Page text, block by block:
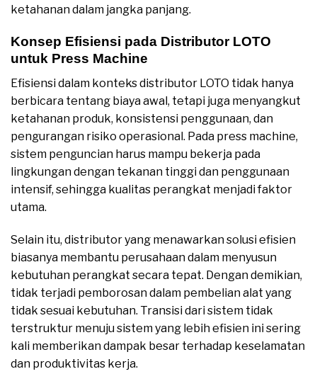
ketahanan dalam jangka panjang.
Konsep Efisiensi pada Distributor LOTO
untuk Press Machine
Efisiensi dalam konteks distributor LOTO tidak hanya
berbicara tentang biaya awal, tetapi juga menyangkut
ketahanan produk, konsistensi penggunaan, dan
pengurangan risiko operasional. Pada press machine,
sistem penguncian harus mampu bekerja pada
lingkungan dengan tekanan tinggi dan penggunaan
intensif, sehingga kualitas perangkat menjadi faktor
utama.
Selain itu, distributor yang menawarkan solusi efisien
biasanya membantu perusahaan dalam menyusun
kebutuhan perangkat secara tepat. Dengan demikian,
tidak terjadi pemborosan dalam pembelian alat yang
tidak sesuai kebutuhan. Transisi dari sistem tidak
terstruktur menuju sistem yang lebih efisien ini sering
kali memberikan dampak besar terhadap keselamatan
dan produktivitas kerja.